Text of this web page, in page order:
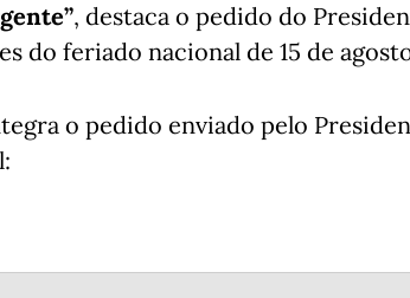
, destaca o pedido do
do feriado nacional de 15 de
o pedido enviado pelo